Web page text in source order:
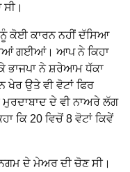
ਕੋਈ ਕਾਰਨ ਨਹੀਂ ਦੱਸਿਆ
ਗਈਆਂ। ਆਪ ਨੇ ਕਿਹਾ
ਭਾਜਪਾ ਨੇ ਸ਼ਰੇਆਮ ਧੱਕਾ
ਖੇਰ ਉਤੇ ਵੀ ਵੋਟਾਂ ਫਿਰ
ਦੇ ਵੀ ਨਾਅਰੇ ਲੱਗ
ਕਿ 20 ਵਿਚੋਂ 8 ਵੋਟਾਂ ਕਿਵੇਂ
ਦੇ ਮੇਅਰ ਦੀ ਚੋਣ ਸੀ।